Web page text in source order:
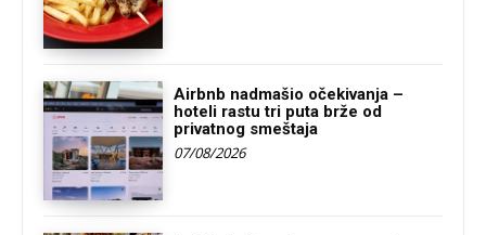
Airbnb nadmašio očekivanja –
hoteli rastu tri puta brže od
privatnog smeštaja
07/08/2026